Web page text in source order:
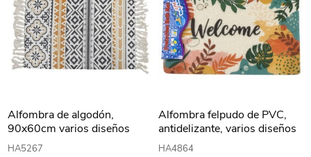
Alfombra de algodón,
90x60cm varios diseños
HA5267
Alfombra felpudo de PVC,
antidelizante, varios diseños
HA4864